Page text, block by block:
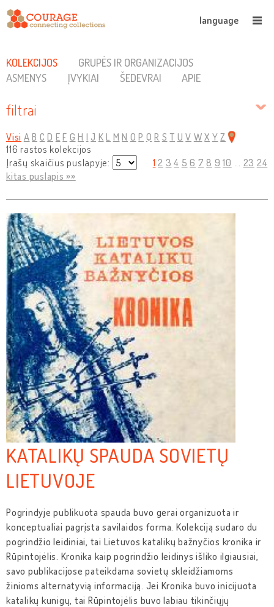
language
KOLEKCIJOS
GRUPĖS IR ORGANIZACIJOS
ASMENYS
ĮVYKIAI ŠEDEVRAI APIE
filtrai
Visi A B C D E F G H I J K L M N O P Q R S T U V W X Y Z
116 rastos kolekcijos
Įrašų skaičius puslapyje:
1 2 3 4 5 6 7 8 9 10 ... 23 24
kitas puslapis »»
KATALIKŲ SPAUDA SOVIETŲ
LIETUVOJE
Pogrindyje publikuota spauda buvo gerai organizuota ir
konceptualiai pagrįsta savilaidos forma. Kolekciją sudaro du
pogrindžio leidiniai, tai Lietuvos katalikų bažnyčios kronika ir
Rūpintojėlis. Kronika kaip pogrindžio leidinys išliko ilgiausiai,
savo publikacijose pateikdama sovietų skleidžiamoms
žinioms alternatyvią informaciją. Jei Kronika buvo inicijuota
katalikų kunigų, tai Rūpintojėlis buvo labiau tikinčiųjų